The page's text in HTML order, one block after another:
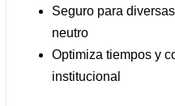
Seguro para
neutro
Optimiza tiempos y
institucional